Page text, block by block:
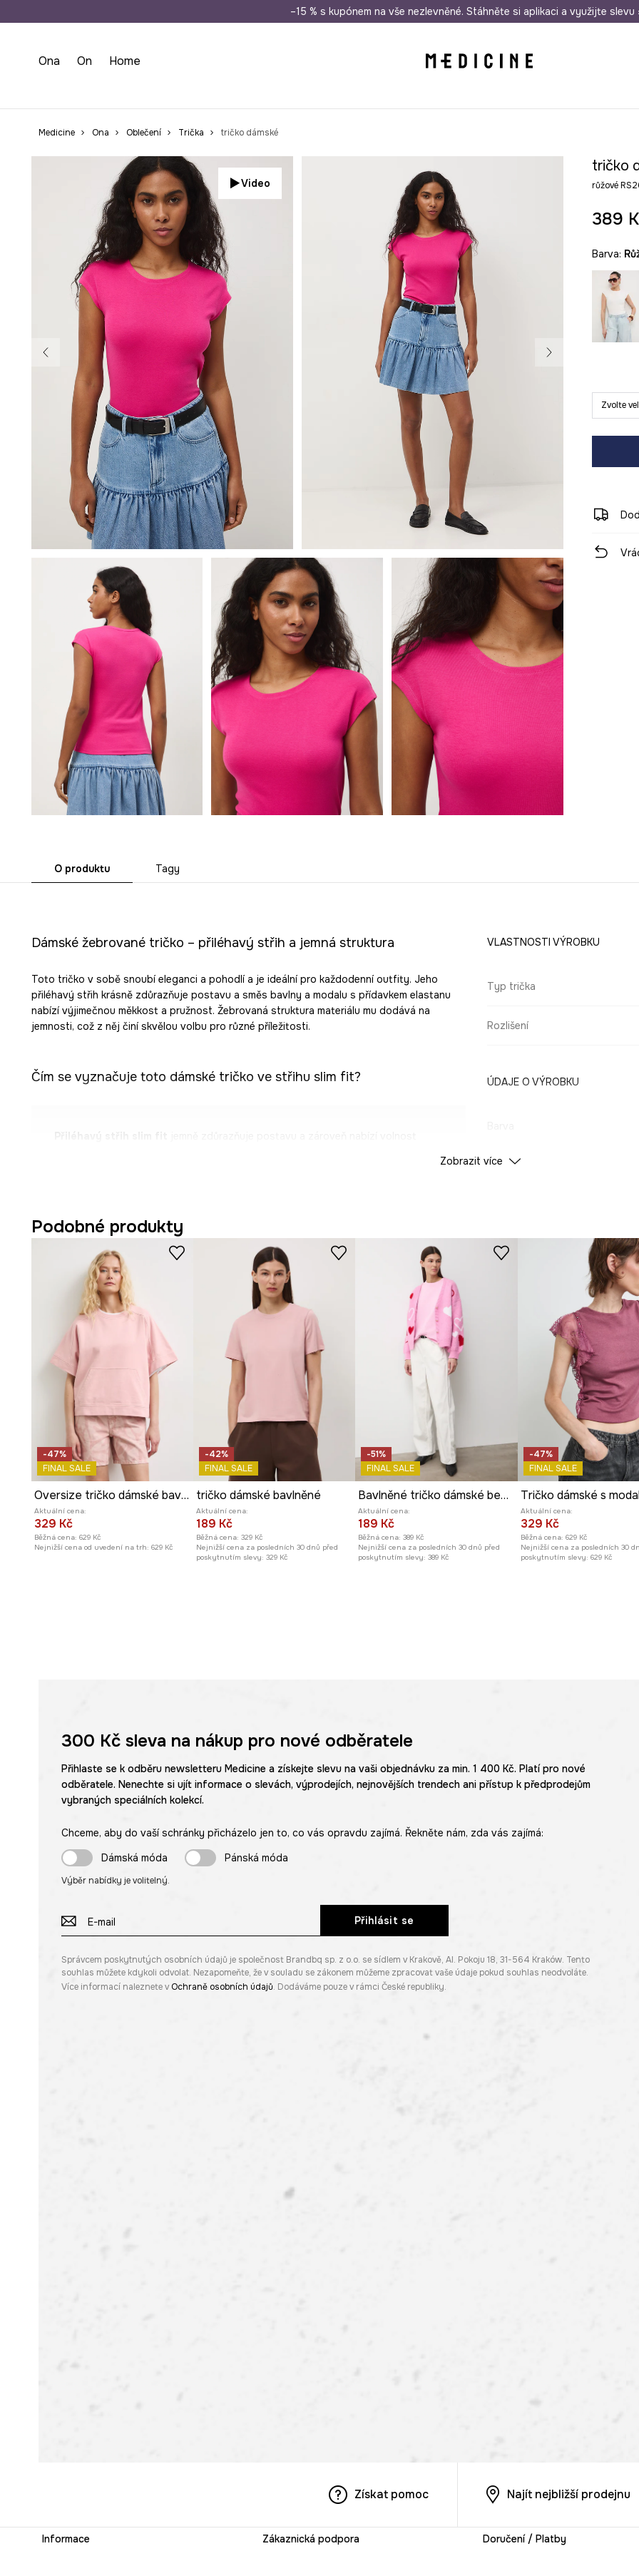
Doprava zdarma při nákupu nad 1 200 Kč Odeslání i do 24 hodin 30
–15 % s kupónem na vše nezlevněné. Stáhněte si aplikaci a využijte slevu
Ona On Home
Medicine Ona Oblečení Trička tričko dámské
Video
tričko
růžové
389
Barva:
Zvolte
O produktu Tagy
Dámské žebrované tričko – přiléhavý střih a jemná struktura
Toto tričko v sobě snoubí eleganci a pohodlí a je ideální pro každodenní outfity. Jeho
přiléhavý střih krásně zdůrazňuje postavu a směs bavlny a modalu s přídavkem elastanu
nabízí výjimečnou měkkost a pružnost. Žebrovaná struktura materiálu mu dodává na
jemnosti, což z něj činí skvělou volbu pro různé příležitosti.
Čím se vyznačuje toto dámské tričko ve střihu slim fit?
Krátký kimonový rukávdodává lehkost a moderní vzhled a zvyšuje pohodlí
při nošení.
Kulatý výstřihzdůrazňuje univerzální charakter trička a hodí se k mnoha
stylizacím.
Žebrovaný úplet dodává materiálu jemnou texturu a je příjemný na dotek.
Jednobarevné provedení
činí z trička skvělý základ pro nejrůznější módní
kombinace.
Produkt v ležérním stylu
se ideálně hodí pro každodenní, pohodlné a
neformální outfity.
VLASTNOSTI VÝROBKU
Typ trička
Rozlišení
ÚDAJE O VÝROBKU
ID produktu
Zobrazit více
Podobné produkty
-47%
FINAL SALE
Oversize tričko dámské bavlněné hladké
Aktuální cena:
329 Kč
Běžná cena: 629 Kč
Nejnižší cena od uvedení na trh: 629 Kč
-42%
FINAL SALE
tričko dámské bavlněné
Aktuální cena:
189 Kč
Běžná cena: 329 Kč
Nejnižší cena za posledních 30 dnů před
poskytnutím slevy: 329 Kč
-51%
FINAL SALE
Bavlněné tričko dámské bez vzoru
Aktuální cena:
189 Kč
Běžná cena: 389 Kč
Nejnižší cena za posledních 30 dnů před
poskytnutím slevy: 389 Kč
-47%
FINAL SALE
Tričko dámské s
Aktuální cena:
329 Kč
Běžná cena: 629 Kč
Nejnižší cena za posledních 30
poskytnutím slevy: 629 Kč
300 Kčsleva na nákup pro nové odběratele
Přihlaste se k odběru newsletteru Medicine a získejte slevu na vaši objednávku za min. 1 400 Kč. Platí pro nové
odběratele. Nenechte si ujít informace o slevách, výprodejích, nejnovějších trendech ani přístup k předprodejům
vybraných speciálních kolekcí.
Chceme, aby do vaší schránky přicházelo jen to, co vás opravdu zajímá. Řekněte nám, zda vás zajímá:
Dámská móda
Pánská móda
Výběr nabídky je volitelný.
Přihlásit se
Správcem poskytnutých osobních údajů je společnost Brandbq sp. z o.o. se sídlem v Krakově, Al. Pokoju 18, 31-564 Kraków. Tento
souhlas můžete kdykoli odvolat. Nezapomeňte, že v souladu se zákonem můžeme zpracovat vaše údaje pokud souhlas neodvoláte.
Více informací naleznete v Ochraně osobních údajů. Dodáváme pouze v rámci České republiky.
Získat pomoc Najít nejbližší prodejnu
Informace Zákaznická podpora Doručení / Platby